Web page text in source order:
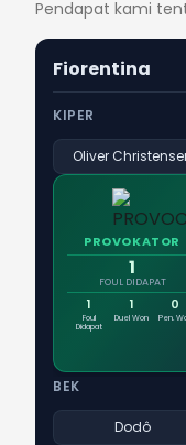
Pendapat kami
Fiorentina
KIPER
Oliver
PROVOKATOR
1
FOUL DIDAPAT
1
Foul
Didapat
1
Duel Won
0
Pen.
BEK
Dodô